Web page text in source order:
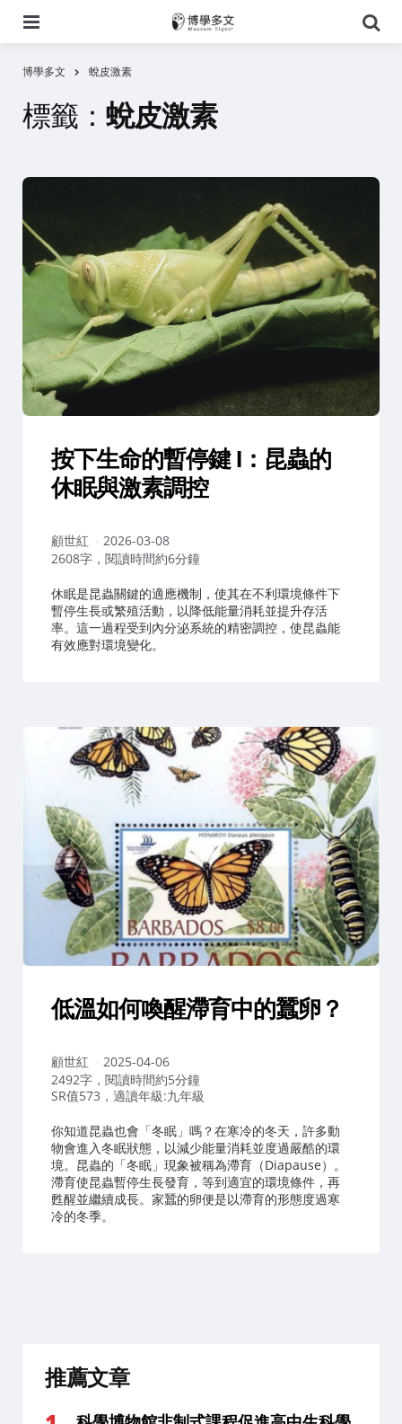
尋
博學多文 蛻皮激素
標籤： 蛻皮激素
按下生命的暫停鍵 I：昆蟲的
休眠與激素調控
作
者：
顧世紅
2026-03-08
2608字，閱讀時間約6分鐘
休眠是昆蟲關鍵的適應機制，使其在不利環境條件下
暫停生長或繁殖活動，以降低能量消耗並提升存活
率。這一過程受到內分泌系統的精密調控，使昆蟲能
有效應對環境變化。
低溫如何喚醒滯育中的蠶卵？
作
者：
顧世紅
2025-04-06
2492字，閱讀時間約5分鐘
SR值573，適讀年級:九年級
你知道昆蟲也會「冬眠」嗎？在寒冷的冬天，許多動
物會進入冬眠狀態，以減少能量消耗並度過嚴酷的環
境。昆蟲的「冬眠」現象被稱為滯育（Diapause）。
滯育使昆蟲暫停生長發育，等到適宜的環境條件，再
甦醒並繼續成長。家蠶的卵便是以滯育的形態度過寒
冷的冬季。
推薦文章